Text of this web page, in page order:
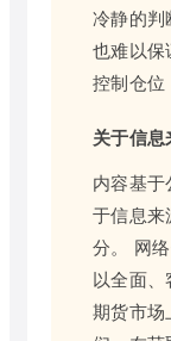
冷静的判
也难以保
控制仓位
关于信
内容基
于信息来
分。 网
以全面、
期货市场